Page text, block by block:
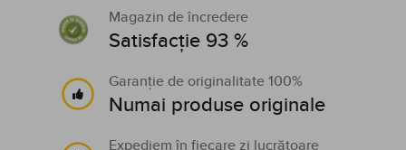
Magazin de încredere
Satisfacție 93 %
Garanție de originalitate 100%
Numai produse originale
Expediem în fiecare zi lucrătoare